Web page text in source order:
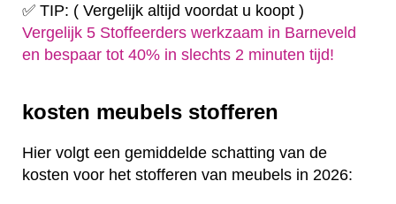
✅ TIP: ( Vergelijk altijd voordat u koopt )
Vergelijk 5 Stoffeerders werkzaam in Barneveld
en bespaar tot 40% in slechts 2 minuten tijd!
kosten meubels stofferen
Hier volgt een gemiddelde schatting van de
kosten voor het stofferen van meubels in 2026: